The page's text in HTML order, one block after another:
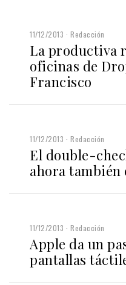
11/12/2013 Redacción
La productiva
oficinas de
Francisco
11/12/2013 Redacción
El double-
ahora también
11/12/2013 Redacción
Apple da un
pantallas